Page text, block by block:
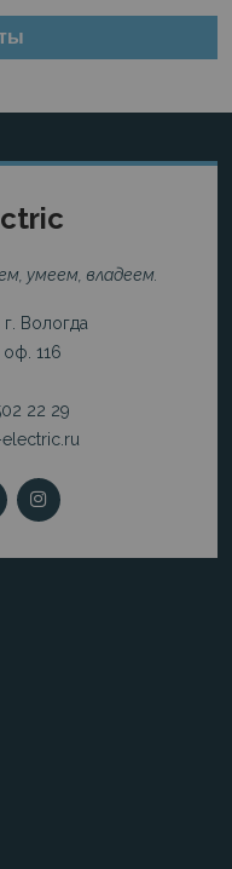
умеем, владеем.
Вологда
оф. 116
22 29